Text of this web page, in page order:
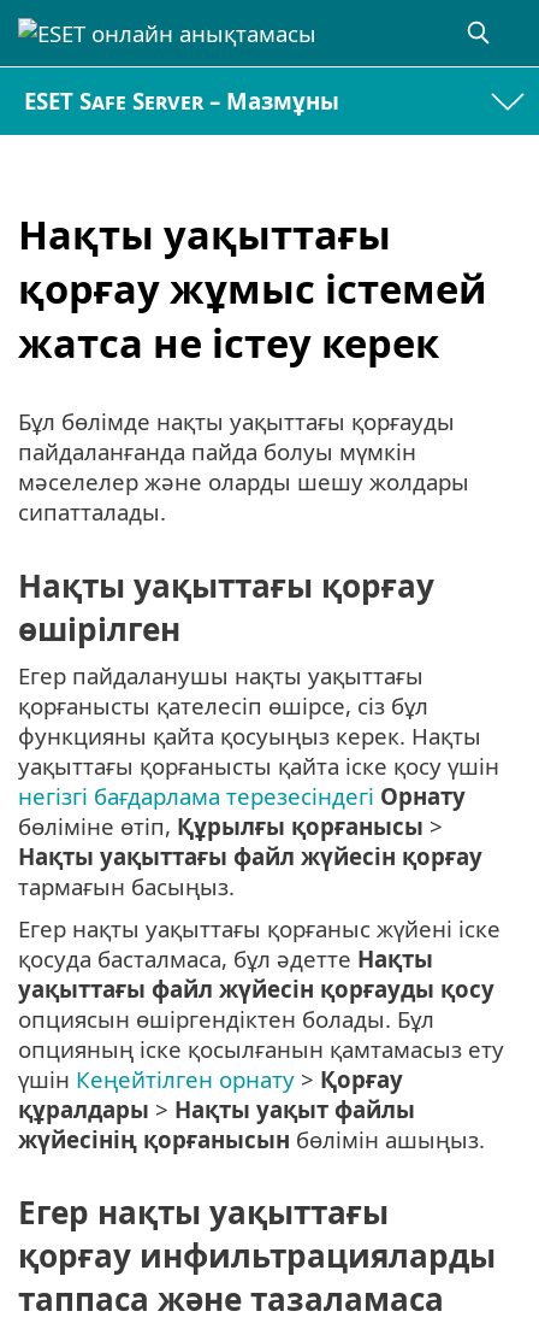
ESET Safe Server – Мазмұны
Нақты уақыттағы
қорғау жұмыс істемей
жатса не істеу керек
Бұл бөлімде нақты уақыттағы қорғауды
пайдаланғанда пайда болуы мүмкін
мәселелер және оларды шешу жолдары
сипатталады.
Нақты уақыттағы қорғау
өшірілген
Егер пайдаланушы нақты уақыттағы
қорғанысты қателесіп өшірсе, сіз бұл
функцияны қайта қосуыңыз керек. Нақты
уақыттағы қорғанысты қайта іске қосу үшін
негізгі бағдарлама терезесіндегі Орнату
бөліміне өтіп, Құрылғы қорғанысы >
Нақты уақыттағы файл жүйесін қорғау
тармағын басыңыз.
Егер нақты уақыттағы қорғаныс жүйені іске
қосуда басталмаса, бұл әдетте Нақты
уақыттағы файл жүйесін қорғауды қосу
опциясын өшіргендіктен болады. Бұл
опцияның іске қосылғанын қамтамасыз ету
үшін Кеңейтілген орнату > Қорғау
құралдары > Нақты уақыт файлы
жүйесінің қорғанысын бөлімін ашыңыз.
Егер нақты уақыттағы
қорғау инфильтрацияларды
таппаса және тазаламаса